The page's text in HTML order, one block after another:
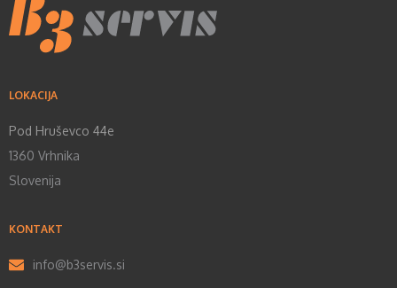
LOKACIJA
Pod Hruševco 44e
1360 Vrhnika
Slovenija
KONTAKT
info@b3servis.si